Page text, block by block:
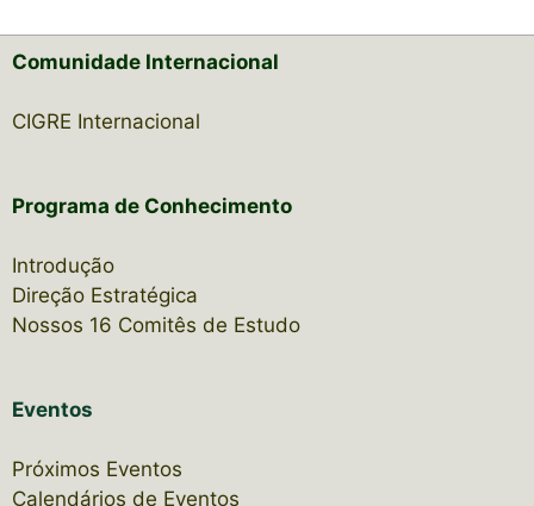
Comunidade Internacional
CIGRE Internacional
Programa de Conhecimento
Introdução
Direção Estratégica
Nossos 16 Comitês de Estudo
Eventos
Próximos Eventos
Calendários de Eventos